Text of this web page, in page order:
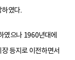
였다.
였으나 1960년대에
등지로 이전하면서